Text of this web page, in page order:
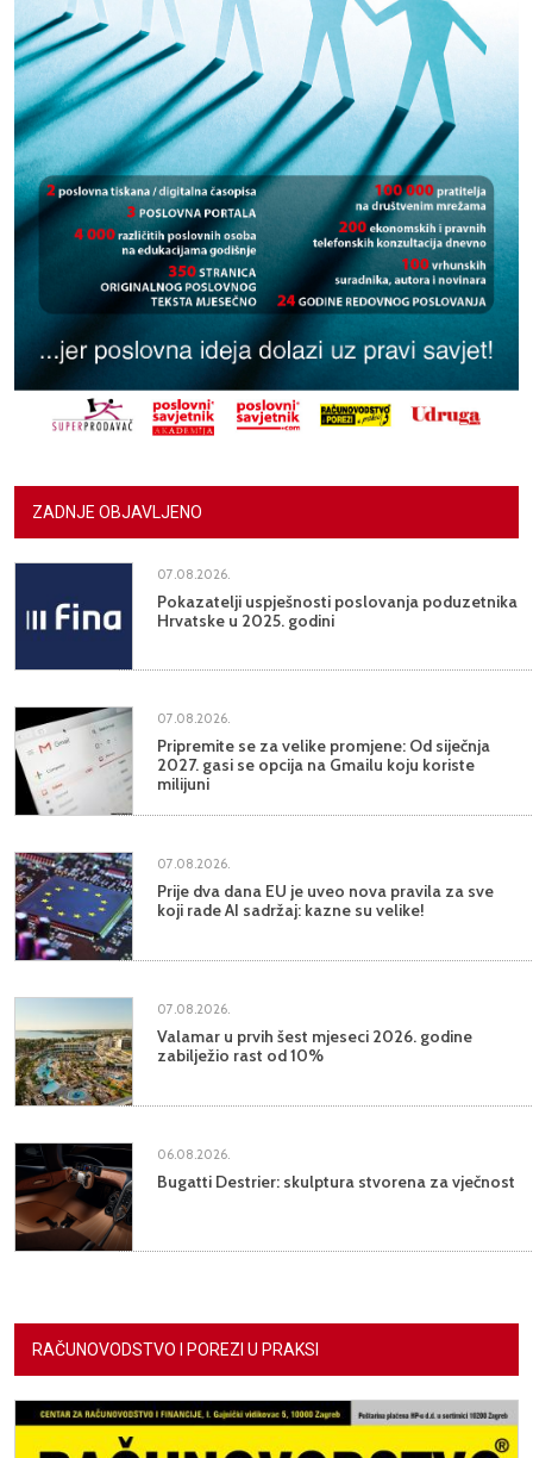
ZADNJE OBJAVLJENO
07.08.2026.
Pokazatelji uspješnosti poslovanja poduzetnika
Hrvatske u 2025. godini
07.08.2026.
Pripremite se za velike promjene: Od siječnja
2027. gasi se opcija na Gmailu koju koriste
milijuni
07.08.2026.
Prije dva dana EU je uveo nova pravila za sve
koji rade AI sadržaj: kazne su velike!
07.08.2026.
Valamar u prvih šest mjeseci 2026. godine
zabilježio rast od 10%
06.08.2026.
Bugatti Destrier: skulptura stvorena za vječnost
RAČUNOVODSTVO I POREZI U PRAKSI